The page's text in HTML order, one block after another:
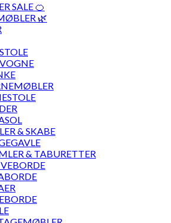
SALE 🍊
🌿
& SKABE
& TABURETTER